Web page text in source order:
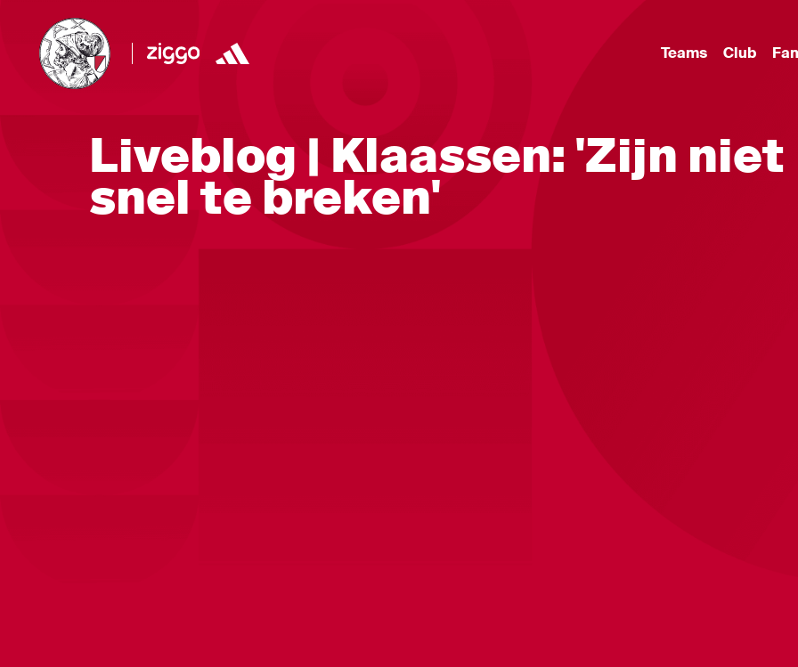
Teams Club
Liveblog | Klaassen: 'Zijn niet
snel te breken'